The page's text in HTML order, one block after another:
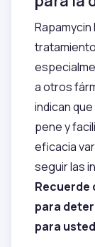
a otros
indican
pene y
eficacia
seguir las
Recuerde
para
para usted